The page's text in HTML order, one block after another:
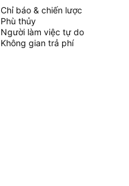
Chỉ báo & chiến lược
Phù thủy
Người làm việc tự do
Không gian trả phí